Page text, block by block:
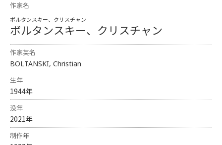
作家名
ボルタンスキー、クリスチャン
ボルタンスキー、クリスチャン
作家英名
BOLTANSKI, Christian
生年
1944年
没年
2021年
制作年